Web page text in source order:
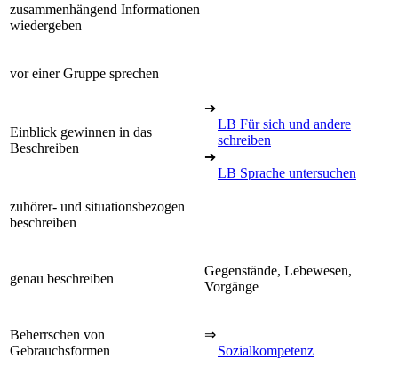
zusammenhängend Informationen
wiedergeben
vor einer Gruppe sprechen
Einblick gewinnen in das
Beschreiben
➔
LB Für sich und andere
schreiben
➔
LB Sprache untersuchen
zuhörer- und situationsbezogen
beschreiben
genau beschreiben
Gegenstände, Lebewesen,
Vorgänge
Beherrschen von
Gebrauchsformen
⇒
Sozialkompetenz